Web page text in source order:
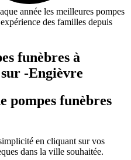
année les meilleures pompes
des familles depuis
funèbres à
-Engièvre
pompes funèbres
en cliquant sur vos
dans la ville souhaitée.